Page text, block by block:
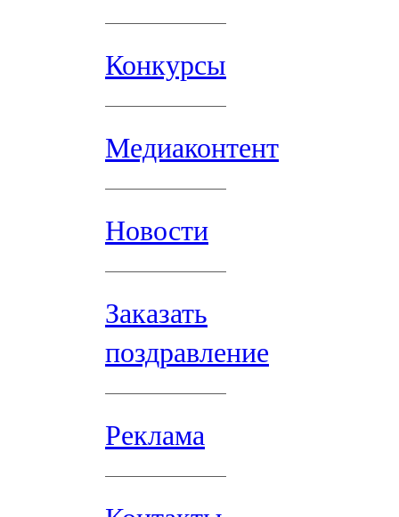
Конкурсы
Медиаконтент
Новости
Заказать
поздравление
Реклама